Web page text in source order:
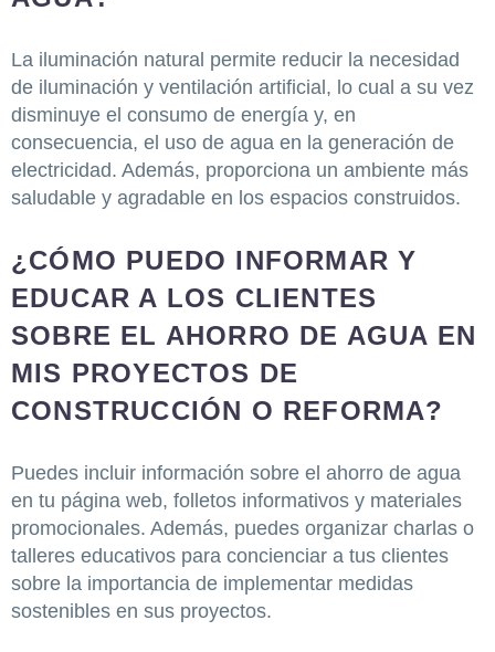
La iluminación natural permite reducir la necesidad
de iluminación y ventilación artificial, lo cual a su vez
disminuye el consumo de energía y, en
consecuencia, el uso de agua en la generación de
electricidad. Además, proporciona un ambiente más
saludable y agradable en los espacios construidos.
¿CÓMO PUEDO INFORMAR Y
EDUCAR A LOS CLIENTES
SOBRE EL AHORRO DE AGUA EN
MIS PROYECTOS DE
CONSTRUCCIÓN O REFORMA?
Puedes incluir información sobre el ahorro de agua
en tu página web, folletos informativos y materiales
promocionales. Además, puedes organizar charlas o
talleres educativos para concienciar a tus clientes
sobre la importancia de implementar medidas
sostenibles en sus proyectos.